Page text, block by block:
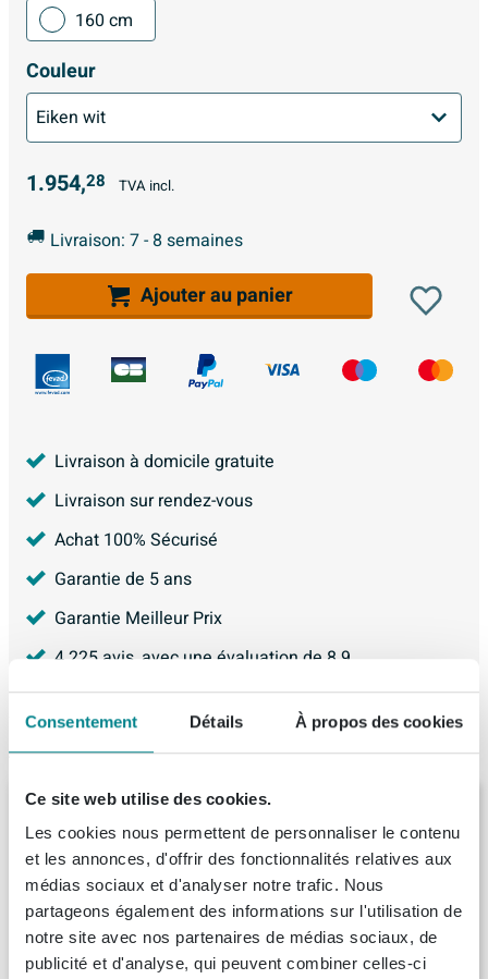
Consentement Détails À propos des cookies
Ce site web utilise des cookies.
Les cookies nous permettent de personnaliser le contenu
et les annonces, d'offrir des fonctionnalités relatives aux
médias sociaux et d'analyser notre trafic. Nous
partageons également des informations sur l'utilisation de
notre site avec nos partenaires de médias sociaux, de
publicité et d'analyse, qui peuvent combiner celles-ci
160 cm
Couleur
1.954,28 TVA incl.
Livraison: 7 - 8 semaines
Ajouter au panier
Livraison à domicile gratuite
Livraison sur rendez-vous
Achat 100% Sécurisé
Garantie de 5 ans
Garantie Meilleur Prix
4.225 avis, avec une évaluation de 8.9
Articles similaires
BRAUER Delight meuble de salle de bains
sous-vasque - 120x46x60cm - 4 tiroirs
softclose - sans poignée - 2 découpes pour
siphon - chêne massif - lattes en chêne
blanc
Livraison:8 - 9 semaines
1.967,-